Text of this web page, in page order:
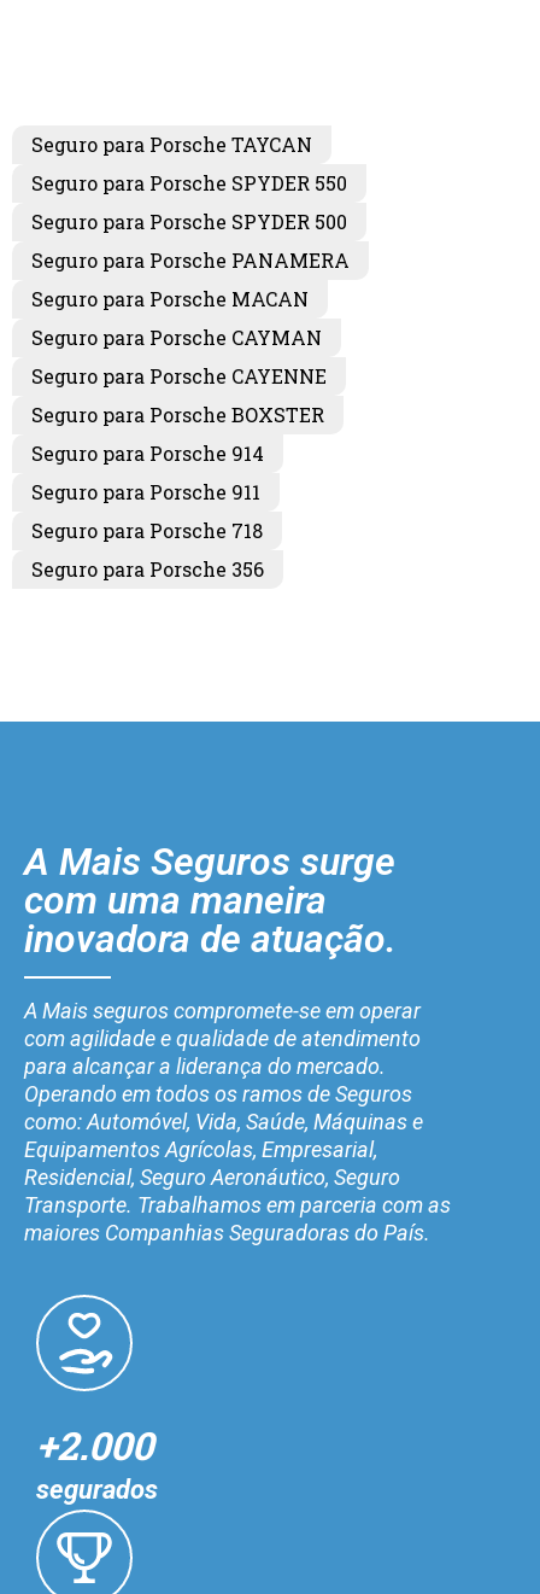
Seguro para Porsche TAYCAN
Seguro para Porsche SPYDER 550
Seguro para Porsche SPYDER 500
Seguro para Porsche PANAMERA
Seguro para Porsche MACAN
Seguro para Porsche CAYMAN
Seguro para Porsche CAYENNE
Seguro para Porsche BOXSTER
Seguro para Porsche 914
Seguro para Porsche 911
Seguro para Porsche 718
Seguro para Porsche 356
A Mais Seguros surge
com uma maneira
inovadora de atuação.
A Mais seguros compromete-se em operar
com agilidade e qualidade de atendimento
para alcançar a liderança do mercado.
Operando em todos os ramos de Seguros
como: Automóvel, Vida, Saúde, Máquinas e
Equipamentos Agrícolas, Empresarial,
Residencial, Seguro Aeronáutico, Seguro
Transporte. Trabalhamos em parceria com as
maiores Companhias Seguradoras do País.
+2.000
segurados